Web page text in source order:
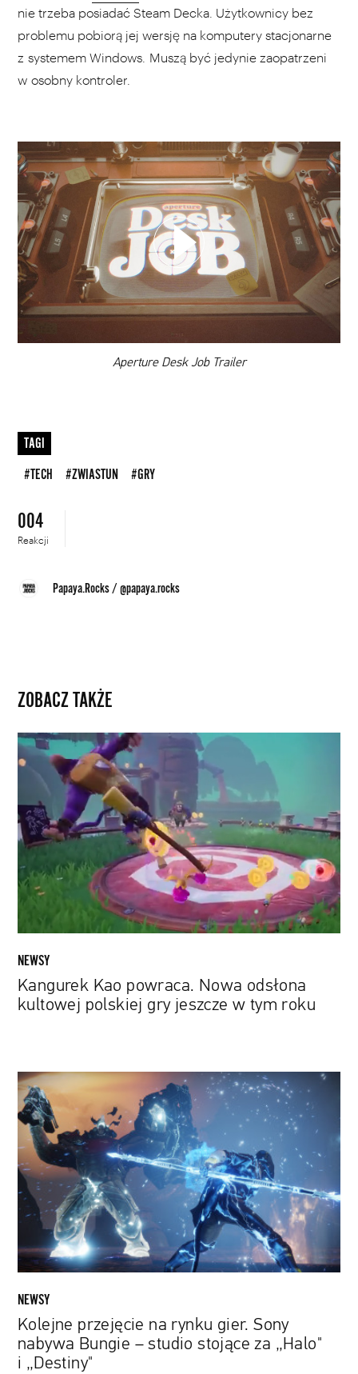
nie trzeba posiadać Steam Decka. Użytkownicy bez
problemu pobiorą jej wersję na komputery stacjonarne
z systemem Windows. Muszą być jedynie zaopatrzeni
w osobny kontroler.
Aperture Desk Job Trailer
WYBIERZ SWOJĄ PLAYLISTĘ
DODAJ TEN FILM DO PLAYLISTY
TAGI
#TECH #ZWIASTUN #GRY
004
Reakcji
Papaya.Rocks/@papaya.rocks
ZOBACZ TAKŻE
Kangurek
Kao
powraca.
odsłona
kultowej
gry
jeszcze
tym
roku
NEWSY
Kangurek Kao powraca. Nowa odsłona
kultowej polskiej gry jeszcze w tym roku
Kolejne
przejęcie
na
rynku
Sony
nabywa
Bungie
studio
stojące
za
i
„Destiny"
NEWSY
Kolejne przejęcie na rynku gier. Sony
nabywa Bungie – studio stojące za „Halo"
i „Destiny"